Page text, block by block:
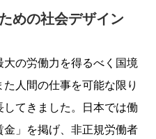
めの社会デザイン
の労働力を得るべく国境
人間の仕事を可能な限り
てきました。日本では働
」を掲げ、非正規労働者